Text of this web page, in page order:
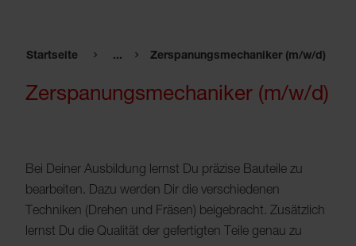
Startseite ... Zerspanungsmechaniker (m/w/d)
Zerspanungsmechaniker (m/w/d)
Bei Deiner Ausbildung lernst Du präzise Bauteile zu
bearbeiten. Dazu werden Dir die verschiedenen
Techniken (Drehen und Fräsen) beigebracht. Zusätzlich
lernst Du die Qualität der gefertigten Teile genau zu